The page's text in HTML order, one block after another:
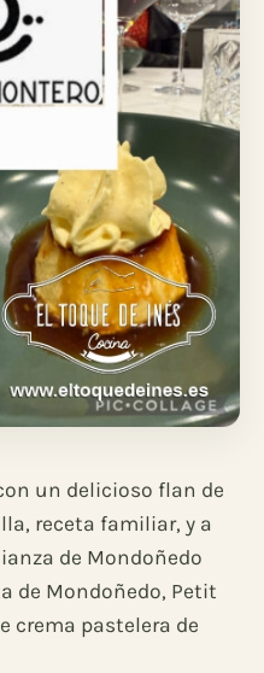
un delicioso flan de
receta familiar, y a
de Mondoñedo
de Mondoñedo, Petit
crema pastelera de